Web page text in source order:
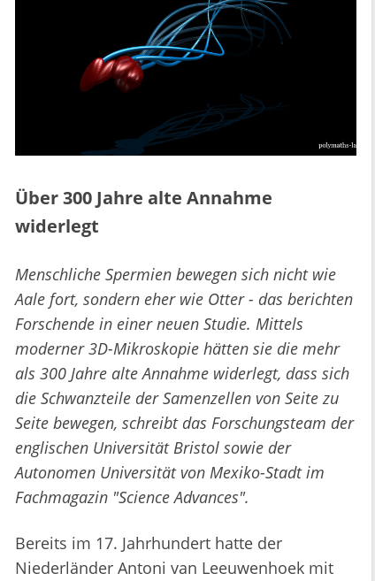
Über 300 Jahre alte Annahme
widerlegt
Menschliche Spermien bewegen sich nicht wie
Aale fort, sondern eher wie Otter - das berichten
Forschende in einer neuen Studie. Mittels
moderner 3D-Mikroskopie hätten sie die mehr
als 300 Jahre alte Annahme widerlegt, dass sich
die Schwanzteile der Samenzellen von Seite zu
Seite bewegen, schreibt das Forschungsteam der
englischen Universität Bristol sowie der
Autonomen Universität von Mexiko-Stadt im
Fachmagazin "Science Advances".
Bereits im 17. Jahrhundert hatte der
Niederländer Antoni van Leeuwenhoek mit